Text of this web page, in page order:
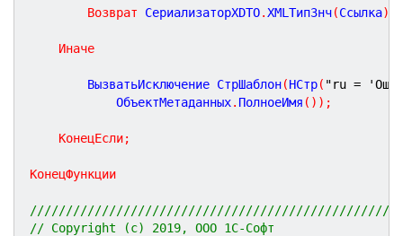
Возврат СериализаторXDTO.XMLТипЗнч(Ссылка)
Иначе
		ВызватьИсключение СтрШаблон
(НСтр( "ru =
			ОбъектМетаданных
. ПолноеИмя ( ) ) ;
КонецЕсли;
КонецФункции
// Copyright (c) 2019, ООО 1С-Софт